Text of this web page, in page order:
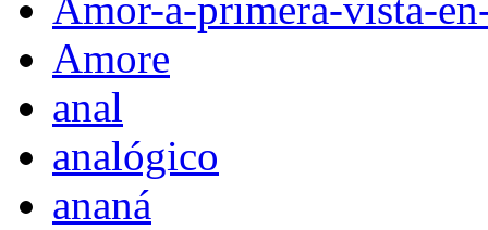
Amor-a-primera-vista-
Amore
anal
analógico
ananá